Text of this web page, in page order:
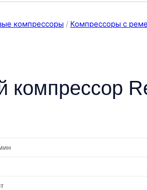
компрессоры / Компрессоры с
компрессор